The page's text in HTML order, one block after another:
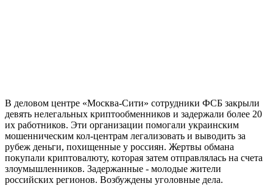
В деловом центре «Москва-Сити» сотрудники ФСБ закрыли
девять нелегальных криптообменников и задержали более 20
их работников. Эти организации помогали украинским
мошенническим кол-центрам легализовать и выводить за
рубеж деньги, похищенные у россиян. Жертвы обмана
покупали криптовалюту, которая затем отправлялась на счета
злоумышленников. Задержанные - молодые жители
российских регионов. Возбуждены уголовные дела.